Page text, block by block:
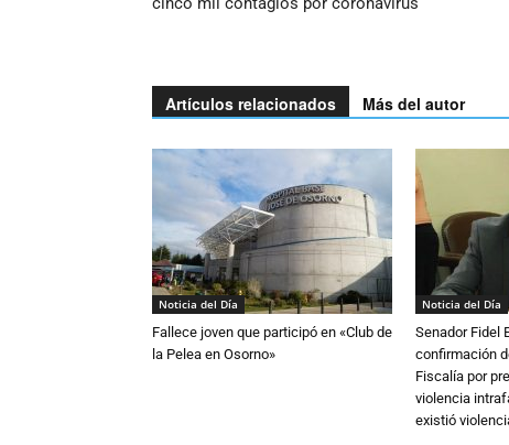
Artículos relacionados Más del autor
Noticia del Día
Fallece joven que participó en «Club de
la Pelea en Osorno»
Noticia del Día
Senador Fidel
confirmación
Fiscalía por
violencia
existió